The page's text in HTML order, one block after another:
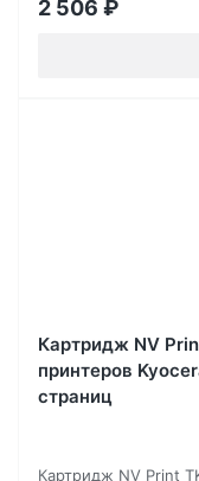
2 506 ₽
Картридж NV
принтеров
страниц
Картридж NV Print